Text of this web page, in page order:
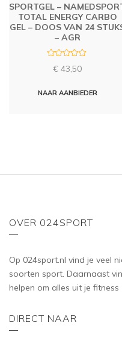
SPORTGEL –
TOTAL ENERGY CARBO
GEL – DOOS VAN 24
– AGR
d
€ 43,50
NAAR AANBIEDER
OVER 024SPORT
Op 024sport.nl vind je veel
soorten sport. Daarnaast
helpen om alles uit je
DIRECT NAAR